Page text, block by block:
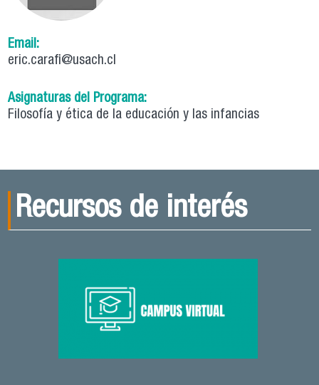
Email:
eric.carafi@usach.cl
Asignaturas del Programa:
Filosofía y ética de la educación y las infancias
Recursos de interés